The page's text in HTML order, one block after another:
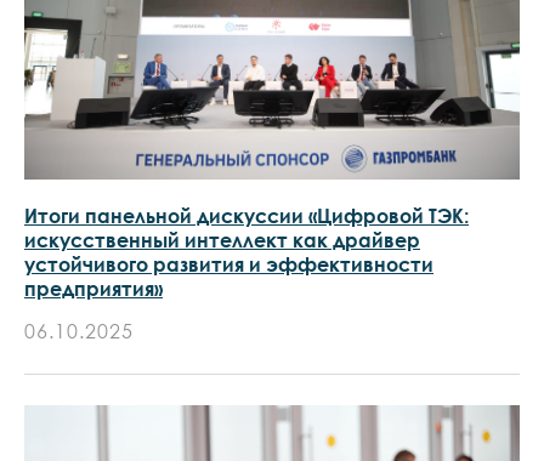
Итоги панельной дискуссии «Цифровой ТЭК:
искусственный интеллект как драйвер
устойчивого развития и эффективности
предприятия»
06.10.2025